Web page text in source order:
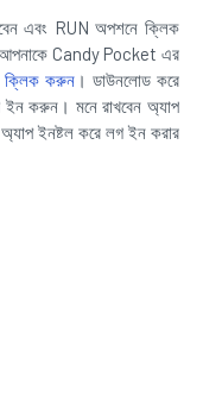
এবং RUN অপশনে ক্লিক
আপনাকে Candy Pocket এর
ক্লিক করুন। ডাউনলোড করে
ইন করুন। মনে রাখবেন অ্যাপ
ইনষ্টল করে লগ ইন করার